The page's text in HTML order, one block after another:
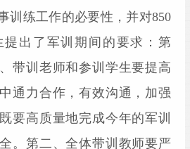
训练工作的必要性，并对850
出了军训期间的要求 ：第
带训老师和参训学生要提高
通力合作，有效沟通，加强
要高质量地完成今年的军训
。第二、全体带训教师要严